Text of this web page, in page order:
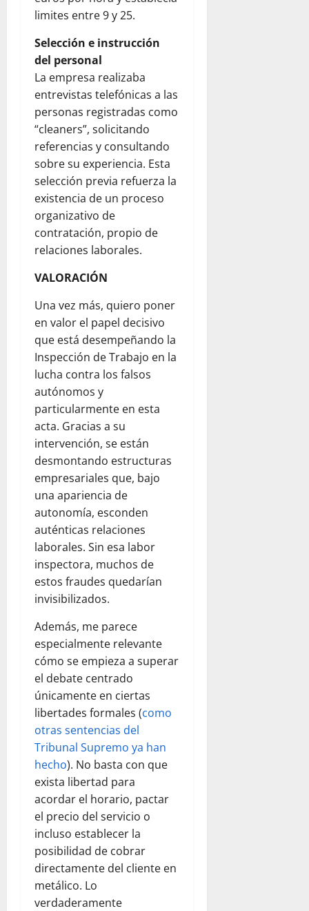
limites entre 9 y 25.
Selección e instrucción
del personal
La empresa realizaba
entrevistas telefónicas a las
personas registradas como
“cleaners”, solicitando
referencias y consultando
sobre su experiencia. Esta
selección previa refuerza la
existencia de un proceso
organizativo de
contratación, propio de
relaciones laborales.
VALORACIÓN
Una vez más, quiero poner
en valor el papel decisivo
que está desempeñando la
Inspección de Trabajo en la
lucha contra los falsos
autónomos y
particularmente en esta
acta. Gracias a su
intervención, se están
desmontando estructuras
empresariales que, bajo
una apariencia de
autonomía, esconden
auténticas relaciones
laborales. Sin esa labor
inspectora, muchos de
estos fraudes quedarían
invisibilizados.
Además, me parece
especialmente relevante
cómo se empieza a superar
el debate centrado
únicamente en ciertas
libertades formales (como
otras sentencias del
Tribunal Supremo ya han
hecho). No basta con que
exista libertad para
acordar el horario, pactar
el precio del servicio o
incluso establecer la
posibilidad de cobrar
directamente del cliente en
metálico. Lo
verdaderamente